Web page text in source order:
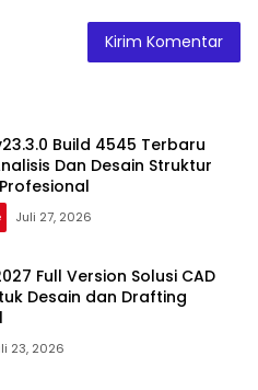
Build 4545 Terbaru
Dan Desain Struktur
Juli 27, 2026
Full Version Solusi CAD
Desain dan Drafting
23, 2026